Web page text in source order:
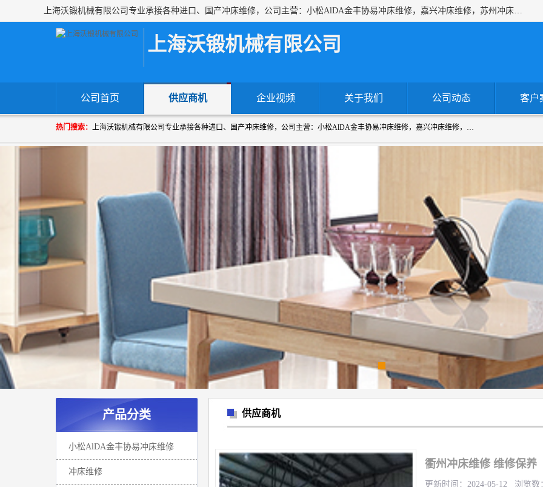
上海沃锻机械有限公司专业承接各种进口、国产冲床维修，公司主营：小松AlDA金丰协易冲床维修，嘉兴冲床维修，苏州冲床维修，冷镦机热模锻机床维修，提供各种冲床配件！！一站式服务为您解决一切冲床问题！
上海沃锻机械有限公司
公司首页 供应商机 企业视频 关于我们 公司动态 客户
热门搜索： 上海沃锻机械有限公司专业承接各种进口、国产冲床维修，公司主营：小松AlDA金丰协易冲床维修，嘉兴冲床维修，苏州冲床维修，冷镦机热模锻机床维修，提供各种冲床配件！！一站式服务为您解决一切冲床问题！
产品分类
小松AlDA金丰协易冲床维修
冲床维修
供应商机
衢州冲床维修 维修保养
更新时间：2024-05-12 浏览数